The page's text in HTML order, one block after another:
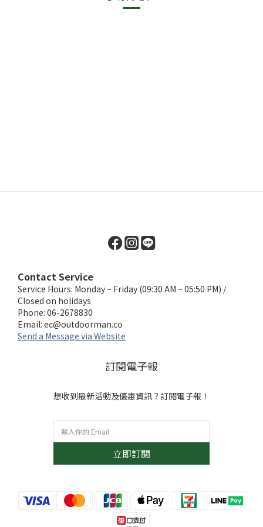
Contact Service
Service Hours: Monday ~ Friday (09:30 AM ~ 05:50 PM) /
Closed on holidays
Phone: 06-2678830
Email: ec@outdoorman.co
Send a Message via Website
訂閱電子報
想收到最新活動及優惠資訊？訂閱電子報！
立即訂閱